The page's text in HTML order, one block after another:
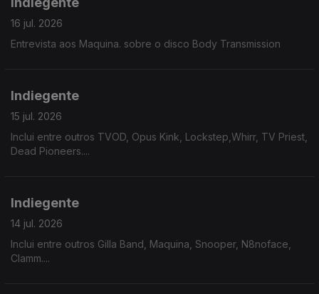
16 jul. 2026
Entrevista aos Maquina. sobre o disco Body Transmission
Indiegente
15 jul. 2026
Inclui entre outros TVOD, Opus Kink, Lockstep,Whirr, TV Priest,
Dead Pioneers....
Indiegente
14 jul. 2026
Inclui entre outros Gilla Band, Maquina, Snooper, N8noface,
Clamm....